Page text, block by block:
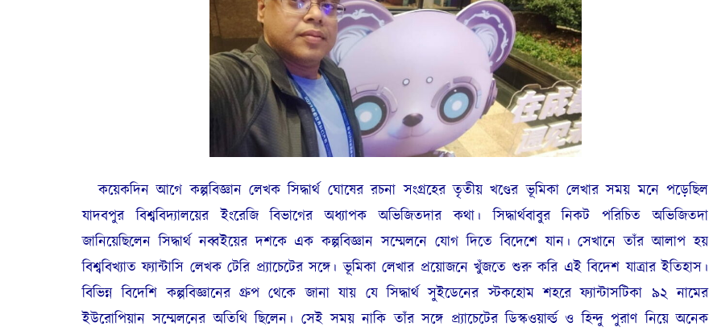
কয়েকদিন আগে কল্পবিজ্ঞান লেখক সিদ্ধার্থ ঘোষের রচনা সংগ্রহের তৃতীয় খণ্ডের ভূমিকা লেখার সময় মনে পড়েছিল
যাদবপুর বিশ্ববিদ্যালয়ের ইংরেজি বিভাগের অধ্যাপক অভিজিতদার কথা। সিদ্ধার্থবাবুর নিকট পরিচিত অভিজিতদা
জানিয়েছিলেন সিদ্ধার্থ নব্বইয়ের দশকে এক কল্পবিজ্ঞান সম্মেলনে যোগ দিতে বিদেশে যান। সেখানে তাঁর আলাপ হয়
বিশ্ববিখ্যাত ফ্যান্টাসি লেখক টেরি প্র্যাচেটের সঙ্গে। ভূমিকা লেখার প্রয়োজনে খুঁজতে শুরু করি এই বিদেশ যাত্রার ইতিহাস।
বিভিন্ন বিদেশি কল্পবিজ্ঞানের গ্রুপ থেকে জানা যায় যে সিদ্ধার্থ সুইডেনের স্টকহোম শহরে ফ্যান্টাসটিকা ৯২ নামের
ইউরোপিয়ান সম্মেলনের অতিথি ছিলেন। সেই সময় নাকি তাঁর সঙ্গে প্র্যাচেটের ডিস্কওয়ার্ল্ড ও হিন্দু পুরাণ নিয়ে অনেক